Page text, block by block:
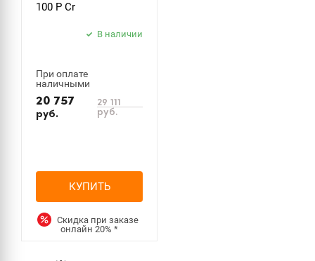
100 P Cr
В наличии
При оплате
наличными
20 757
руб.
29 111
руб.
КУПИТЬ
Скидка при заказе
онлайн20%*